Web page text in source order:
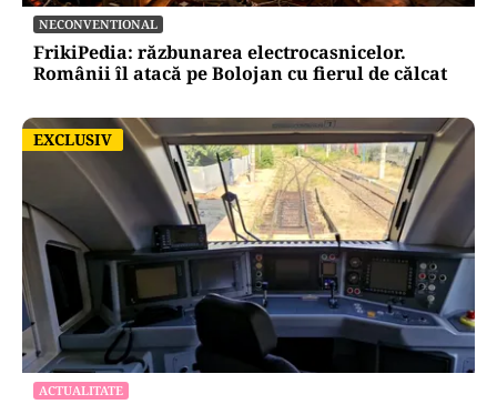
NECONVENTIONAL
FrikiPedia: răzbunarea electrocasnicelor.
Românii îl atacă pe Bolojan cu fierul de călcat
EXCLUSIV
EXCLUSIV
ACTUALITATE